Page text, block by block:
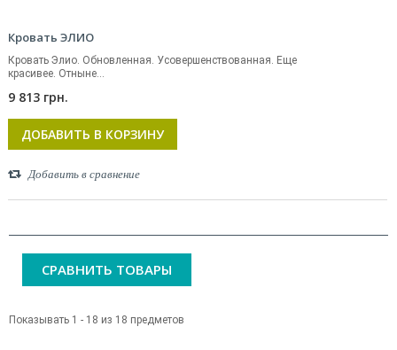
Кровать ЭЛИО
Кровать Элио. Обновленная. Усовершенствованная. Еще
красивее. Отныне...
9 813 грн.
ДОБАВИТЬ В КОРЗИНУ
Добавить в сравнение
СРАВНИТЬ ТОВАРЫ
Показывать 1 - 18 из 18 предметов